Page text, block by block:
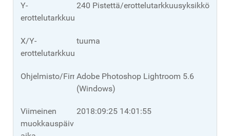
Y-
erottelutarkkuus
240 Pistettä/erottelutarkkuusyksikkö
X/Y-
erottelutarkkuusyksikkö.
tuuma
Ohjelmisto/FirmwareAdobe Photoshop Lightroom 5.6
(Windows)
Viimeinen
muokkauspäivä/-
2018:09:25 14:01:55